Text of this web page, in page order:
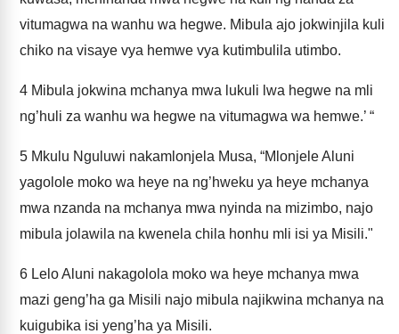
vitumagwa na wanhu wa hegwe. Mibula ajo jokwinjila kuli
chiko na visaye vya hemwe vya kutimbulila utimbo.
4 Mibula jokwina mchanya mwa lukuli lwa hegwe na mli
ng’huli za wanhu wa hegwe na vitumagwa wa hemwe.’ “
5 Mkulu Nguluwi nakamlonjela Musa, “Mlonjele Aluni
yagolole moko wa heye na ng’hweku ya heye mchanya
mwa nzanda na mchanya mwa nyinda na mizimbo, najo
mibula jolawila na kwenela chila honhu mli isi ya Misili."
6 Lelo Aluni nakagolola moko wa heye mchanya mwa
mazi geng’ha ga Misili najo mibula najikwina mchanya na
kuigubika isi yeng’ha ya Misili.